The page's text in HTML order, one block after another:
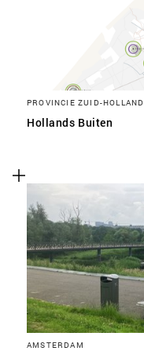
PROVINCIE ZUID-HOLLAND
Hollands Buiten
AMSTERDAM